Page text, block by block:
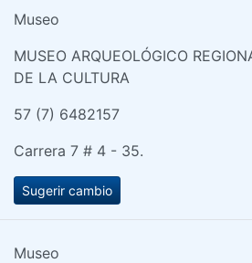
Museo
MUSEO ARQUEOLÓGICO
DE LA CULTURA
57 (7) 6482157
Carrera 7 # 4 - 35.
Sugerir cambio
Museo